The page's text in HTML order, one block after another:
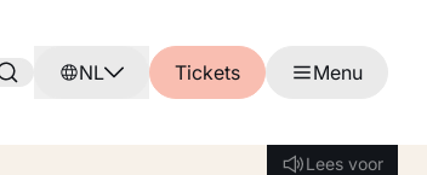
NL Tickets Menu
Lees voor
Lees voor